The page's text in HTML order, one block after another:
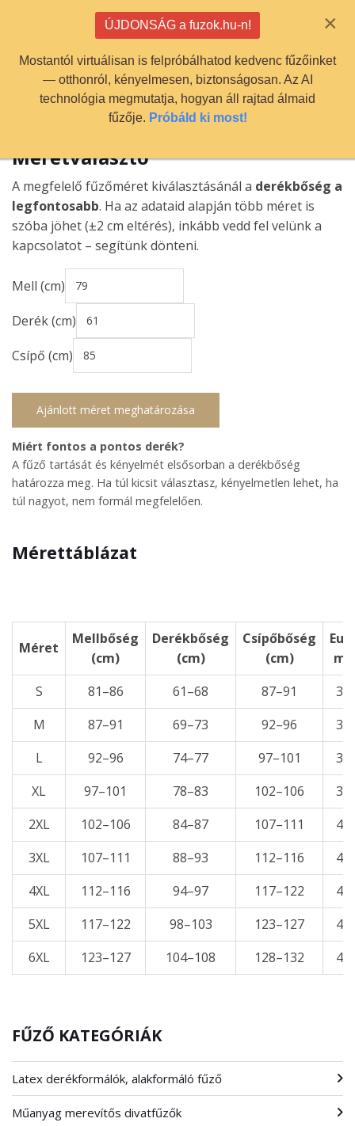
info@fuzok.hu
FŰZŐ KATEGÓRIÁK
Latex derékformálók, alakformáló fűző
Műanyag merevítős divatfűzők
Méretválasztó
A megfelelő fűzőméret kiválasztásánál a derékbőség a
legfontosabb. Ha az adataid alapján több méret is
szóba jöhet (±2 cm eltérés), inkább vedd fel velünk a
kapcsolatot – segítünk dönteni.
Mell (cm)
Derék (cm)
Csípő (cm)
Ajánlott méret meghatározása
Miért fontos a pontos derék?
A fűző tartását és kényelmét elsősorban a derékbőség
határozza meg. Ha túl kicsit választasz, kényelmetlen lehet, ha
túl nagyot, nem formál megfelelően.
Mérettáblázat
Méret
Mellbőség
(cm)
Derékbőség
(cm)
Csípőbőség
(cm)
S
81–86 61–68 87–91
M
87–91 69–73 92–96
L
92–96 74–77 97–101
XL
97–101 78–83 102–106
2XL
102–106 84–87 107–111
3XL
107–111 88–93 112–116
4XL
112–116 94–97 117–122
5XL
117–122 98–103 123–127
6XL
123–127 104–108 128–132
×
ÚJDONSÁG a fuzok.hu-n!
Mostantól virtuálisan is felpróbálhatod kedvenc fűzőinket
— otthonról, kényelmesen, biztonságosan. Az AI
technológia megmutatja, hogyan áll rajtad álmaid
fűzője. Próbáld ki most!